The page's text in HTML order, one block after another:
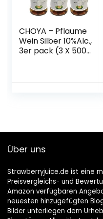
CHOYA – Pflaume
Wein Silber 10%Alc.,
3er pack (3 X 500
Über uns
Strawberryjuice.de ist eine
Preisvergleichs- und
Amazon verfügbaren
neuesten hinzugefügten
Bilder unterliegen dem